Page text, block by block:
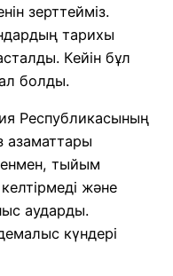
зерттейміз.
тарихы
Кейін бұл
болды.
Республикасының
азаматтары
тыйым
және
аударды.
күндері